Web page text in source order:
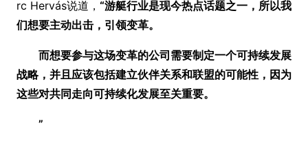
rc Hervás说道， “游艇行业是现今热点话题之一，所以我
们想要主动出击，引领变革。
而想要参与这场变革的公司需要制定一个可持续发展
战略，并且应该包括建立伙伴关系和联盟的可能性，因为
这些对共同走向可持续化发展至关重要。
”